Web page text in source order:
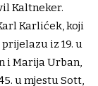
Kaltneker.
Karlićek, koji
iz 19. u
i Marija Urban,
u mjestu Sott,